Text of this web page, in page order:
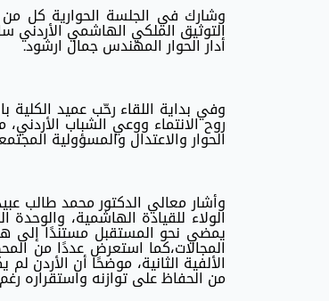
وشارك في الجلسة الحوارية كل من
التوثيق الملكي الهاشمي الأردني
أدار الحوار المهندس جمال ارشود.
وفي بداية اللقاء رحّب عميد الكلية
روح الانتماء ووعي الشباب
الحوار والاعتدال والمسؤولية
وأشار معالي الدكتور محمد طالب
الولاء للقيادة الهاشمية، والوحدة
يمضي نحو المستقبل مستندًا إلى
المجالات،كما استعرض عددًا من
الألفية الثانية، موضحًا أن
من الحفاظ على توازنه واستقراره